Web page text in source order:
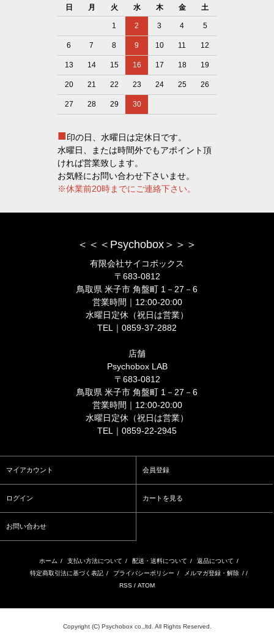
日
月 火 水 木 金 土
1 2 3 4 5
6 7 8 9 10 11 12
13 14 15 16 17 18 19
20 21 22 23 24 25 26
27 28 29 30
■印の日、水曜日は定休日です。
水曜日、または時間外でもアポイント頂
ければ営業致します。
お気軽にお問い合わせ下さいませ。
※休業前20時までにご連絡下さい。
＜＜＜Psychobox＞＞＞
有限会社サイコボックス
〒683-0812
鳥取県 米子市 角盤町 1－27－6
営業時間｜12:00-20:00
水曜日定休（祝日は営業）
TEL｜0859-37-2882
店舗
Psychobox LAB
〒683-0812
鳥取県 米子市 角盤町 1－27－6
営業時間｜12:00-20:00
水曜日定休（祝日は営業）
TEL｜0859-22-2945
マイアカウント 会員登録
ログイン カートを見る
お問い合わせ
ホーム / 支払い方法について / 配送・送料について / 返品について /
特定商取引法に基づく表記 / プライバシーポリシー / メルマガ登録・解除 / /
RSS / ATOM
Copyright (C) Psychobox co.,ltd. All Rights Reserved.